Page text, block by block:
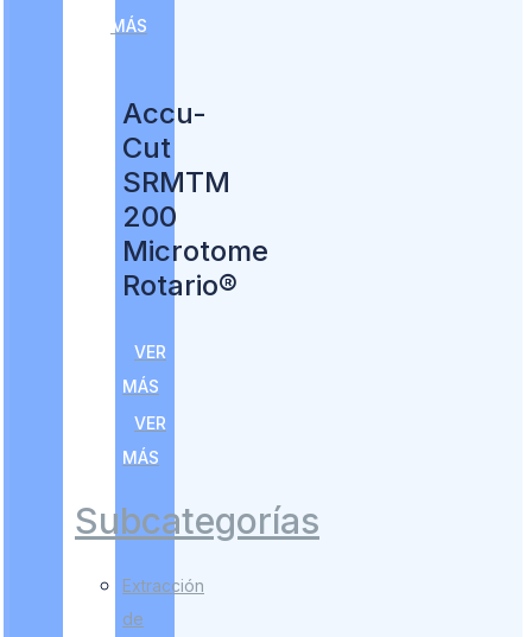
MÁS
Accu-
Cut
SRMTM
200
Microtome
Rotario®
VER
MÁS
VER
MÁS
Subcategorías
Extracción
de